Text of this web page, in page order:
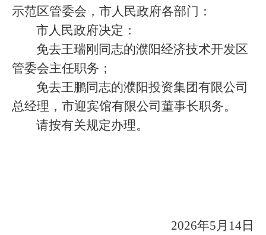
示范区管委会，市人民政府各部门 ：
市人民政府决定 ：
免去王瑞刚同志的濮阳经济技术开发区
管委会主任职务；
免去王鹏同志的濮阳投资集团有限公司
总经理，市迎宾馆有限公司董事长职务。
请按有关规定办理。
2026年5月 14日